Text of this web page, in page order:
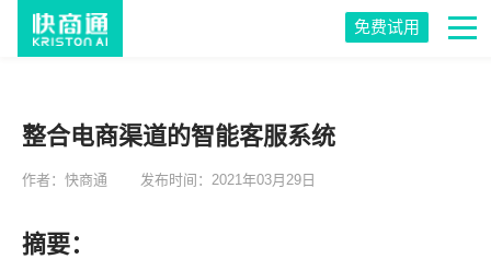
免费试用
整合电商渠道的智能客服系统
作者：快商通 发布时间：2021年03月29日
摘要：